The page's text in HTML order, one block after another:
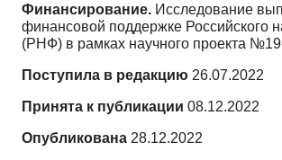
Финансирование. Исследование
финансовой поддержке Российского
(РНФ) в рамках научного проекта
Поступила в редакцию 26.07.2022
Принята к публикации 08.12.2022
Опубликована 28.12.2022